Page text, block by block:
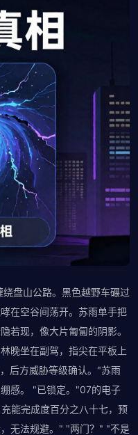
盘山公路。黑色越野车碾过
在空谷间荡开。苏雨单手把
若现，像大片匍匐的阴影。
晚坐在副驾，指尖在平板上
后方威胁等级确认。"苏雨
感。 "已锁定。"07的电子
能完成度百分之八十七，预
无法规避。" "两门？" "不是